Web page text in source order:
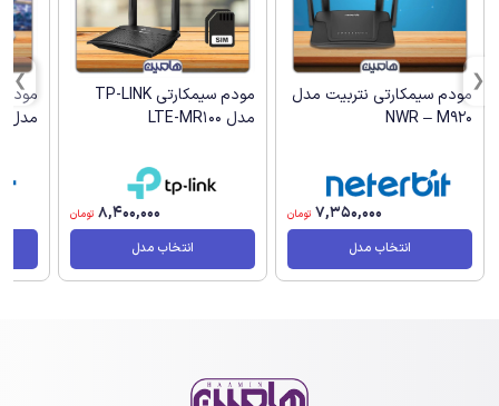
مودم سیمکارتی نتربیت مدل
NWR – M920
7,350,000 تومان
انتخاب مدل
مودم سیمکارتی TP-LINK
مدل LTE-MR100
8,400,000 تومان
انتخاب مدل
مدل NW-431F